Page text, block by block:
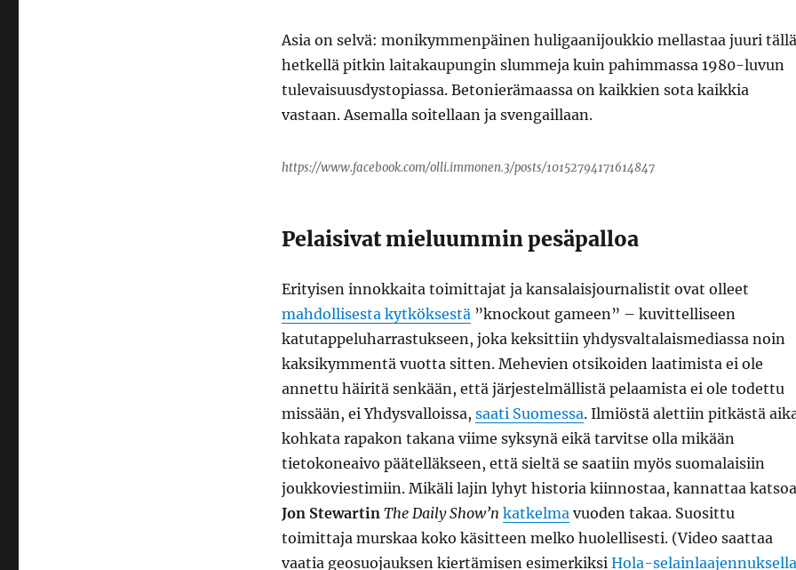
Asia on selvä: monikymmenpäinen huligaanijoukkio mellastaa juuri tällä
hetkellä pitkin laitakaupungin slummeja kuin pahimmassa 1980-luvun
tulevaisuusdystopiassa. Betonierämaassa on kaikkien sota kaikkia
vastaan. Asemalla soitellaan ja svengaillaan.
https://www.facebook.com/olli.immonen.3/posts/10152794171614847
Pelaisivat mieluummin pesäpalloa
Erityisen innokkaita toimittajat ja kansalaisjournalistit ovat olleet
mahdollisesta kytköksestä”knockout gameen” – kuvittelliseen
katutappeluharrastukseen, joka keksittiin yhdysvaltalaismediassa noin
kaksikymmentä vuotta sitten. Mehevien otsikoiden laatimista ei ole
annettu häiritä senkään, että järjestelmällistä pelaamista ei ole todettu
missään, ei Yhdysvalloissa, saati Suomessa. Ilmiöstä alettiin pitkästä
kohkata rapakon takana viime syksynä eikä tarvitse olla mikään
tietokoneaivo päätelläkseen, että sieltä se saatiin myös suomalaisiin
joukkoviestimiin. Mikäli lajin lyhyt historia kiinnostaa, kannattaa katsoa
Jon Stewartin The Daily Show’n katkelmavuoden takaa. Suosittu
toimittaja murskaa koko käsitteen melko huolellisesti. (Video saattaa
vaatia geosuojauksen kiertämisen esimerkiksi Hola-selainlaajennuksella